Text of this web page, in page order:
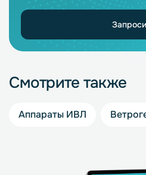
Смотрите также
Аппараты ИВЛ